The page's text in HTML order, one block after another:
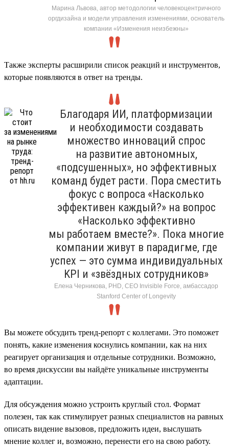
Марина Львова, автор методологии человекоцентричного
оргдизайна и модели управления изменениями, основатель
компании «Изменения неизбежны»
Также эксперты расширили список реакций и инструментов,
которые появляются в ответ на тренды.
Благодаря ИИ, платформизации
и необходимости создавать
множество инноваций спрос
на развитие автономных,
«подсушенных», но эффективных
команд будет расти. Пора сместить
фокус с вопроса «Насколько
эффективен каждый?» на вопрос
«Насколько эффективно
мы работаем вместе?». Пока многие
компании живут в парадигме, где
успех — это сумма индивидуальных
KPI и «звёздных сотрудников»
Елена Черникова, PHD, CEO Invisible Force, амбассадор
Stanford Center of Longevity
Вы можете обсудить тренд-репорт с коллегами. Это поможет
понять, какие изменения коснулись компании, как на них
реагирует организация и отдельные сотрудники. Возможно,
во время дискуссии вы найдёте уникальные инструменты
адаптации.
Для обсуждения можно устроить круглый стол. Формат
полезен, так как стимулирует разных специалистов на равных
описать видение вызовов, предложить идеи, выслушать
мнение коллег и, возможно, перенести его на свою работу.